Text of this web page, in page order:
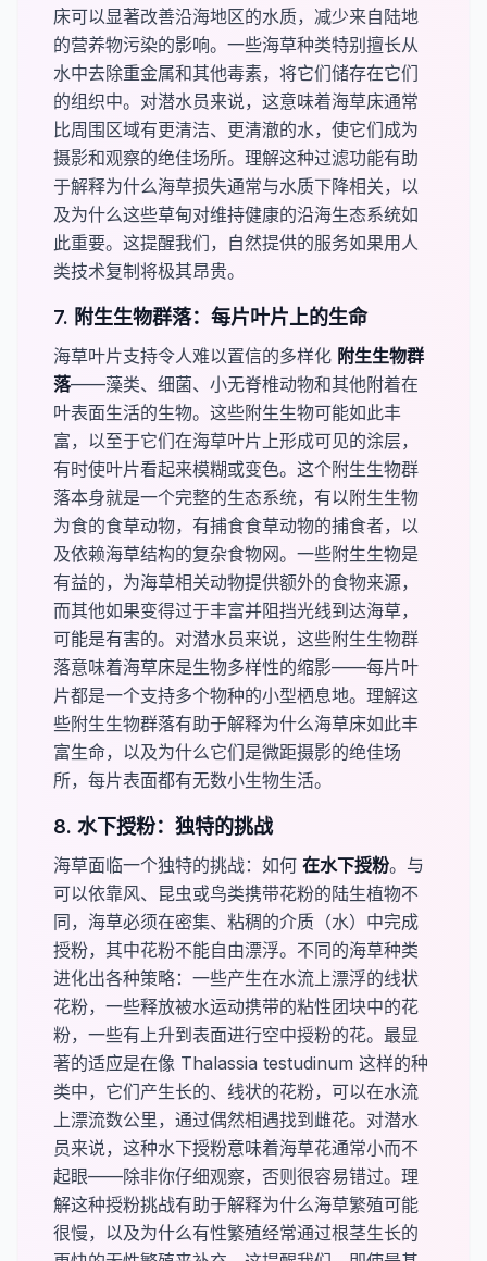
床可以显著改善沿海地区的水质，减少来自陆地
的营养物污染的影响。一些海草种类特别擅长从
水中去除重金属和其他毒素，将它们储存在它们
的组织中。对潜水员来说，这意味着海草床通常
比周围区域有更清洁、更清澈的水，使它们成为
摄影和观察的绝佳场所。理解这种过滤功能有助
于解释为什么海草损失通常与水质下降相关，以
及为什么这些草甸对维持健康的沿海生态系统如
此重要。这提醒我们，自然提供的服务如果用人
类技术复制将极其昂贵。
7. 附生生物群落：每片叶片上的生命
海草叶片支持令人难以置信的多样化 ​附生生物群
落​——藻类、细菌、小无脊椎动物和其他附着在
叶表面生活的生物。这些附生生物可能如此丰
富，以至于它们在海草叶片上形成可见的涂层，
有时使叶片看起来模糊或变色。这个附生生物群
落本身就是一个完整的生态系统，有以附生生物
为食的食草动物，有捕食食草动物的捕食者，以
及依赖海草结构的复杂食物网。一些附生生物是
有益的，为海草相关动物提供额外的食物来源，
而其他如果变得过于丰富并阻挡光线到达海草，
可能是有害的。对潜水员来说，这些附生生物群
落意味着海草床是生物多样性的缩影——每片叶
片都是一个支持多个物种的小型栖息地。理解这
些附生生物群落有助于解释为什么海草床如此丰
富生命，以及为什么它们是微距摄影的绝佳场
所，每片表面都有无数小生物生活。
8. 水下授粉：独特的挑战
海草面临一个独特的挑战：如何 ​在水下授粉​。与
可以依靠风、昆虫或鸟类携带花粉的陆生植物不
同，海草必须在密集、粘稠的介质（水）中完成
授粉，其中花粉不能自由漂浮。不同的海草种类
进化出各种策略：一些产生在水流上漂浮的线状
花粉，一些释放被水运动携带的粘性团块中的花
粉，一些有上升到表面进行空中授粉的花。最显
著的适应是在像 Thalassia testudinum 这样的种
类中，它们产生长的、线状的花粉，可以在水流
上漂流数公里，通过偶然相遇找到雌花。对潜水
员来说，这种水下授粉意味着海草花通常小而不
起眼——除非你仔细观察，否则很容易错过。理
解这种授粉挑战有助于解释为什么海草繁殖可能
很慢，以及为什么有性繁殖经常通过根茎生长的